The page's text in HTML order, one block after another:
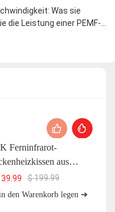
Was sie
die Leistung einer PEMF-
Ferninfrarot-
aus
Jade, H11S2
$199.99
den Warenkorb legen ➔